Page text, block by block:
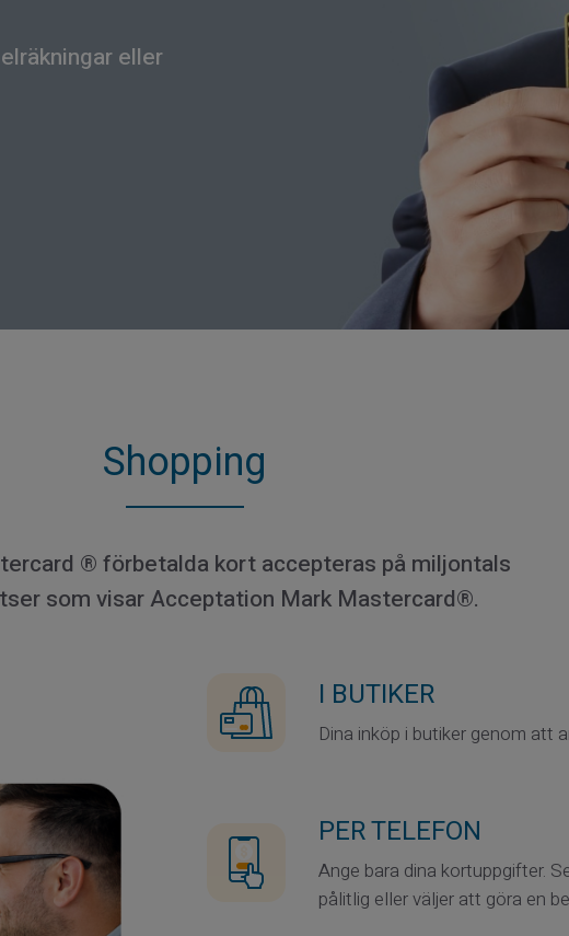
eller
Shopping
® förbetalda kort accepteras på miljontals
som visar Acceptation Mark Mastercard®.
I BUTIKER
Dina inköp i butiker genom att
PER TELEFON
Ange bara dina kortuppgifter.
pålitlig eller väljer att göra en